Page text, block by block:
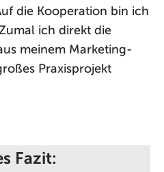
die Kooperation bin ich
ich direkt die
meinem Marketing-
Praxisprojekt
Fazit: